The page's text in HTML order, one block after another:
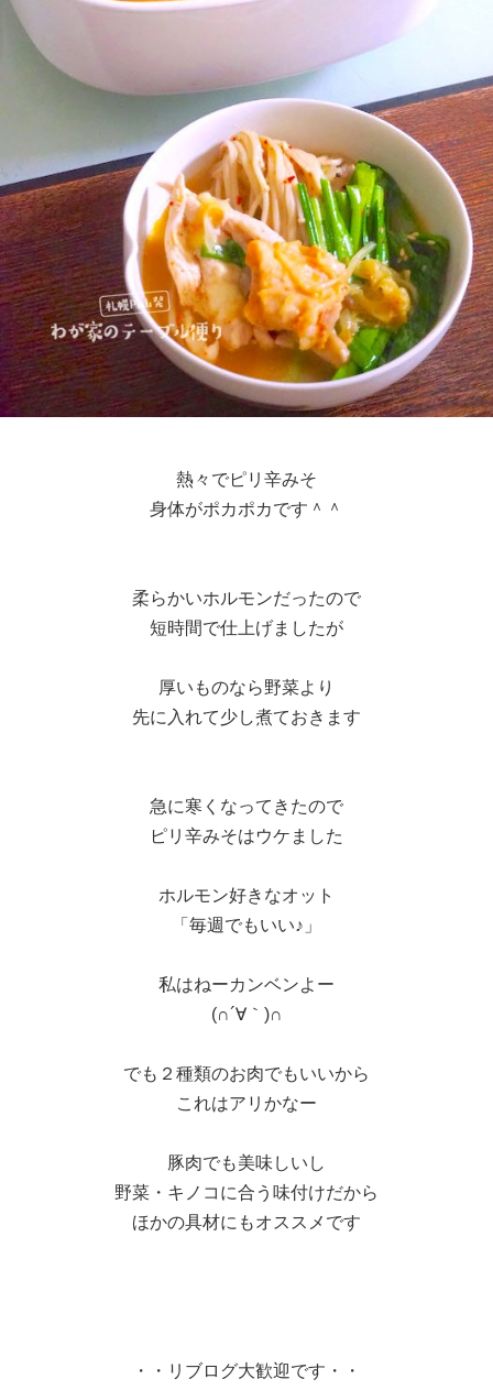
熱々でピリ辛みそ
身体がポカポカです＾＾
柔らかいホルモンだったので
短時間で仕上げましたが
厚いものなら野菜より
先に入れて少し煮ておきます
急に寒くなってきたので
ピリ辛みそはウケました
ホルモン好きなオット
「毎週でもいい♪」
私はねーカンベンよー
(∩´∀｀)∩
でも２種類のお肉でもいいから
これはアリかなー
豚肉でも美味しいし
野菜・キノコに合う味付けだから
ほかの具材にもオススメです
・・リブログ大歓迎です・・